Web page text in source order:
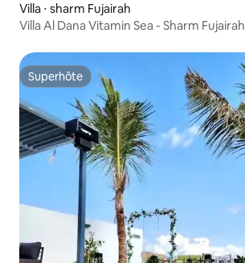
Villa ⋅ sharm Fujairah
Villa Al Dana Vitamin Sea - Sharm Fujairah
Superhôte
Superhôte